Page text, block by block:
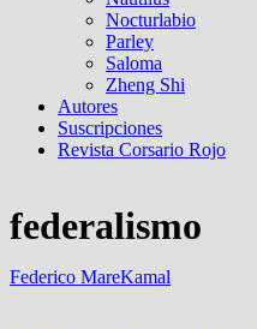
Nocturlabio
Parley
Saloma
Zheng Shi
Autores
Suscripciones
Revista Corsario Rojo
federalismo
Federico MareKamal